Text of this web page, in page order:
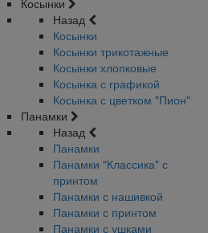
Косынки
Назад
Косынки
Косынки трикотажные
Косынки хлопковые
Косынка с графикой
Косынка с цветком "Пион"
Панамки
Назад
Панамки
Панамки "Классика" с
принтом
Панамки с нашивкой
Панамки с принтом
Панамки с ушками